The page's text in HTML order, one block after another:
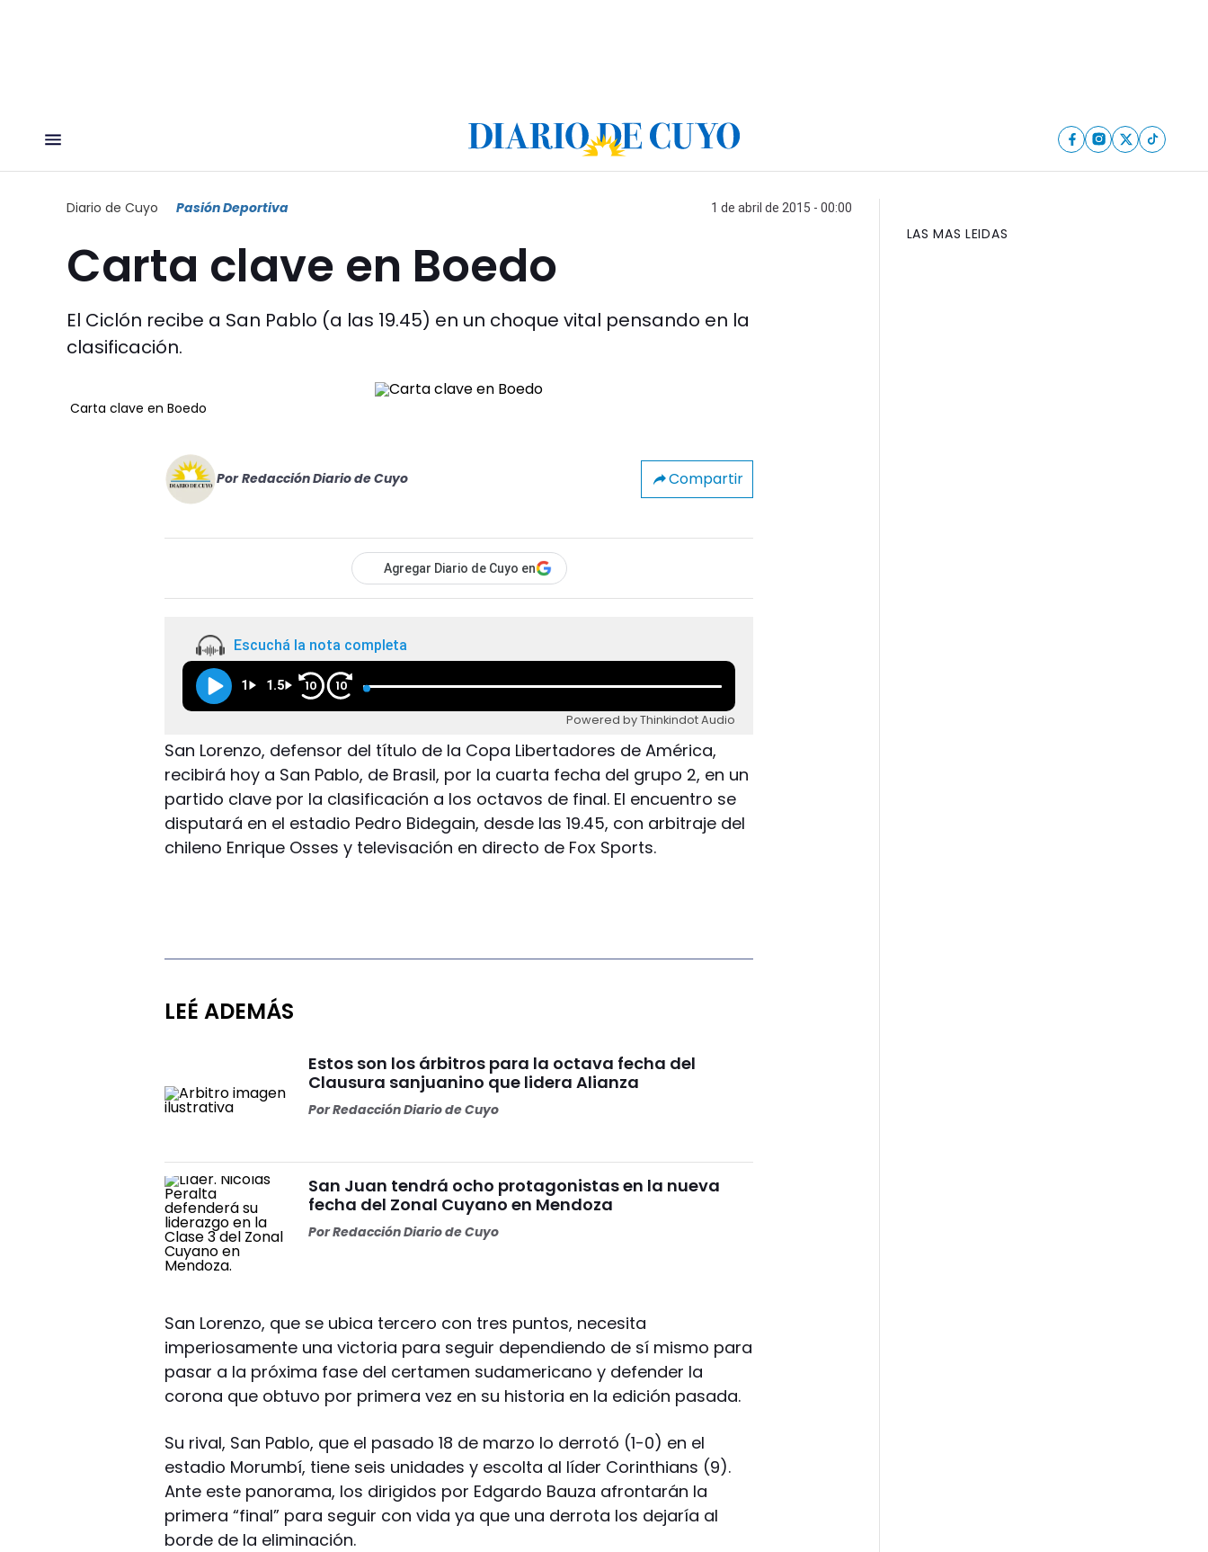
Diario de Cuyo Pasión Deportiva 1 de abril de 2015 - 00:00
Carta clave en Boedo
El Ciclón recibe a San Pablo (a las 19.45) en un choque vital pensando en la
clasificación.
Carta clave en Boedo
Por Redacción Diario de Cuyo Compartir
Agregar Diario de Cuyo en
Escuchá la nota completa
1 1.5 10 10
Powered by Thinkindot Audio
San Lorenzo, defensor del título de la Copa Libertadores de América,
recibirá hoy a San Pablo, de Brasil, por la cuarta fecha del grupo 2, en un
partido clave por la clasificación a los octavos de final. El encuentro se
disputará en el estadio Pedro Bidegain, desde las 19.45, con arbitraje del
chileno Enrique Osses y televisación en directo de Fox Sports.
LEÉ ADEMÁS
Estos son los árbitros para la octava fecha del
Clausura sanjuanino que lidera Alianza
PorRedacción Diario de Cuyo
San Juan tendrá ocho protagonistas en la nueva
fecha del Zonal Cuyano en Mendoza
PorRedacción Diario de Cuyo
San Lorenzo, que se ubica tercero con tres puntos, necesita
imperiosamente una victoria para seguir dependiendo de sí mismo para
pasar a la próxima fase del certamen sudamericano y defender la
corona que obtuvo por primera vez en su historia en la edición pasada.
Su rival, San Pablo, que el pasado 18 de marzo lo derrotó (1-0) en el
estadio Morumbí, tiene seis unidades y escolta al líder Corinthians (9).
Ante este panorama, los dirigidos por Edgardo Bauza afrontarán la
primera “final” para seguir con vida ya que una derrota los dejaría al
borde de la eliminación.
LAS MAS LEIDAS